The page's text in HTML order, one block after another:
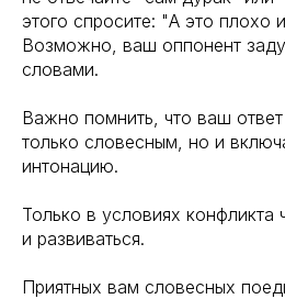
этого спросите: "А это плохо
Возможно, ваш оппонент
словами.
Важно помнить, что ваш
только словесным, но и
интонацию.
Только в условиях конфликта
и развиваться.
Приятных вам словесных